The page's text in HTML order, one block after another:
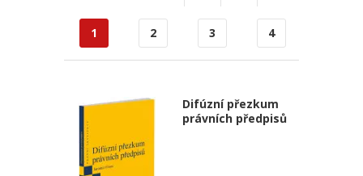
1 2 3 4
Difúzní přezkum
právních předpisů